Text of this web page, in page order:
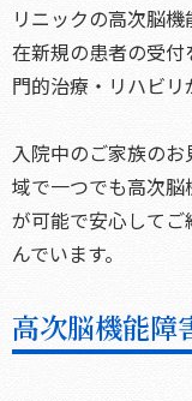
リニックの高次脳
在新規の患者の受
門的治療・リハビリ
入院中のご家族の
域で一つでも高次
が可能で安心して
んでいます。
高次脳機能障